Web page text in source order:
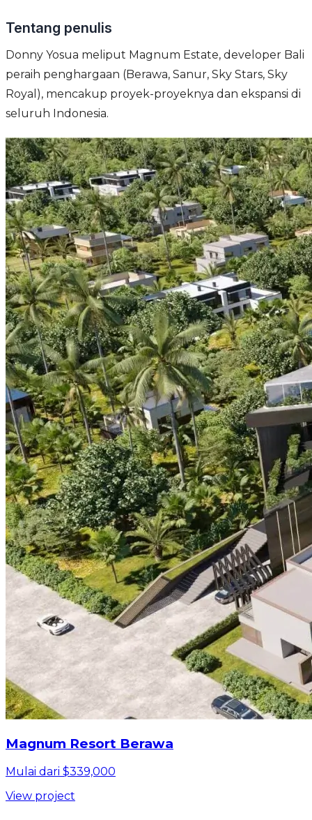
Tentang penulis
Donny Yosua meliput Magnum Estate, developer Bali
peraih penghargaan (Berawa, Sanur, Sky Stars, Sky
Royal), mencakup proyek-proyeknya dan ekspansi di
seluruh Indonesia.
Magnum Resort Berawa
Mulai dari $339,000
View project